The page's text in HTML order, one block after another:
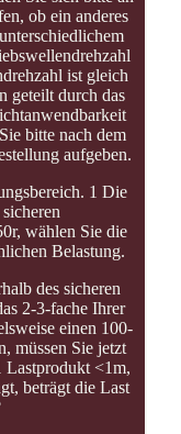
ob ein anderes
ist gleich
geteilt durch das
bitte nach dem
aufgeben.
1 Die
wählen Sie die
Belastung.
des sicheren
2-3-fache Ihrer
einen 100-
müssen Sie jetzt
Lastprodukt <1m,
beträgt die Last